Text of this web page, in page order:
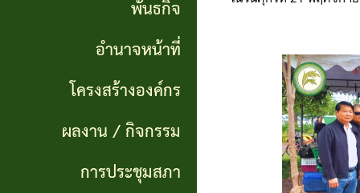
รายงาน
จัดซื้อ
จัดจ้าง
ข่าว
แผนการ
ดำเนิน
งาน
แผนการ
กิจ
หน้าที่
พันธกิจ
อำนาจหน้าที่
โครงสร้างองค์กร
ผลงาน / กิจกรรม
การประชุมสภา